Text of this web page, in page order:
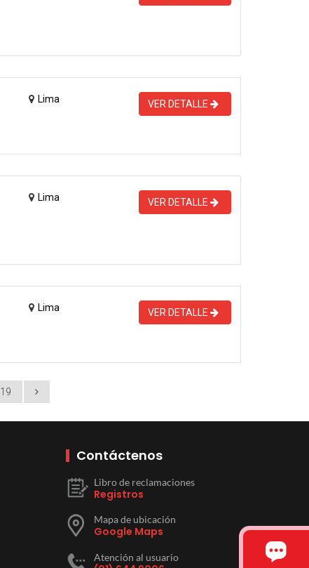
Lima VER DETALLE
Lima VER DETALLE
Lima VER DETALLE
19
Contáctenos
Libro de reclamaciones
Registros
Mapa de ubicación
Google Maps
Atención al usuario